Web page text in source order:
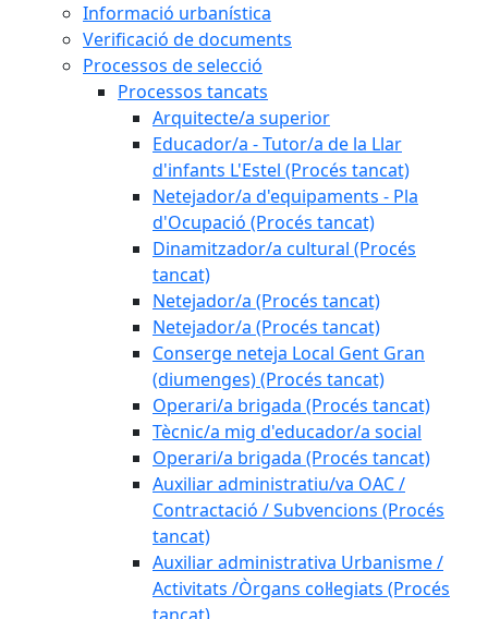
Informació urbanística
Verificació de documents
Processos de selecció
Processos tancats
Arquitecte/a superior
Educador/a - Tutor/a de la Llar
d'infants L'Estel (Procés tancat)
Netejador/a d'equipaments - Pla
d'Ocupació (Procés tancat)
Dinamitzador/a cultural (Procés
tancat)
Netejador/a (Procés tancat)
Netejador/a (Procés tancat)
Conserge neteja Local Gent Gran
(diumenges) (Procés tancat)
Operari/a brigada (Procés tancat)
Tècnic/a mig d'educador/a social
Operari/a brigada (Procés tancat)
Auxiliar administratiu/va OAC /
Contractació / Subvencions (Procés
tancat)
Auxiliar administrativa Urbanisme /
Activitats /Òrgans col·legiats (Procés